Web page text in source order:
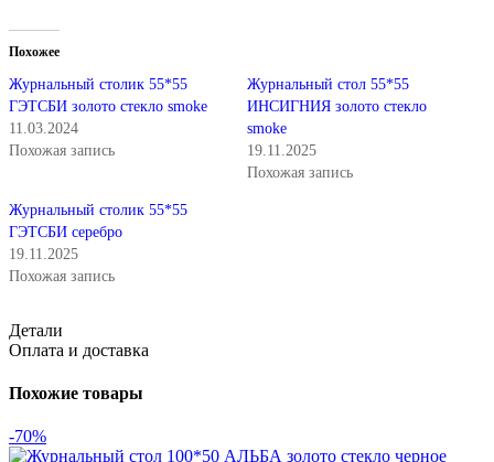
Похожее
Журнальный столик 55*55
ГЭТСБИ золото стекло smoke
11.03.2024
Похожая запись
Журнальный стол 55*55
ИНСИГНИЯ золото стекло
smoke
19.11.2025
Похожая запись
Журнальный столик 55*55
ГЭТСБИ серебро
19.11.2025
Похожая запись
Детали
Оплата и доставка
Похожие товары
-70%